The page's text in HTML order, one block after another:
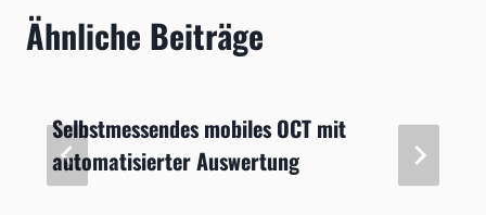
Ähnliche Beiträge
Selbstmessendes mobiles OCT mit
automatisierter Auswertung